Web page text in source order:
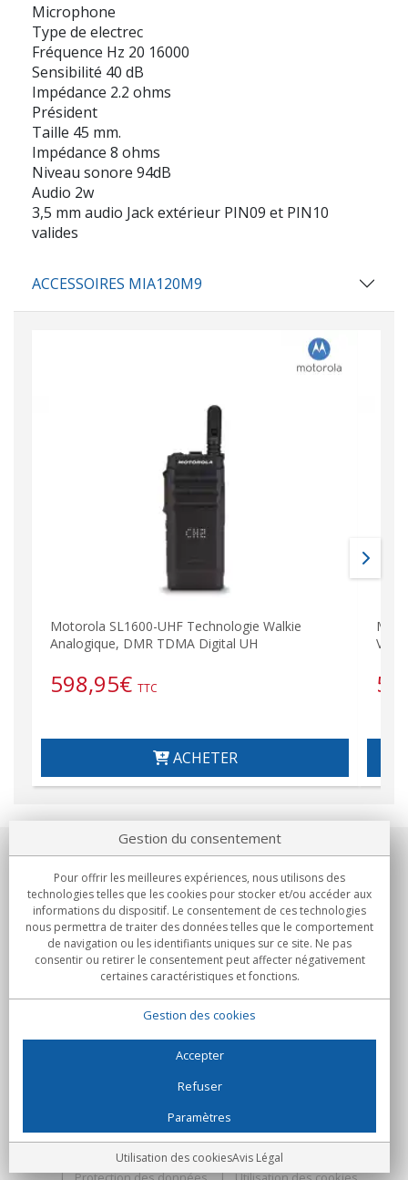
Microphone
Type de electrec
Fréquence Hz 20 16000
Sensibilité 40 dB
Impédance 2.2 ohms
Président
Taille 45 mm.
Impédance 8 ohms
Niveau sonore 94dB
Audio 2w
3,5 mm audio Jack extérieur PIN09 et PIN10
valides
ACCESSOIRES MIA120M9
Motorola SL1600-UHF Technologie Walkie
Analogique, DMR TDMA Digital UH
598,95€ TTC
ACHETER
VHF
Notre société
Engagements
Achats
C/Flassaders, 13, Nave 6, 08130 Santa Perpètua de Mogoda
(Barcelone) - Espagne
Folie Numérique - Tous droits réservés
Gestion du consentement
Pour offrir les meilleures expériences, nous utilisons des
technologies telles que les cookies pour stocker et/ou accéder aux
informations du dispositif. Le consentement de ces technologies
nous permettra de traiter des données telles que le comportement
de navigation ou les identifiants uniques sur ce site. Ne pas
consentir ou retirer le consentement peut affecter négativement
certaines caractéristiques et fonctions.
Gestion des cookies
Accepter
Refuser
Paramètres
Utilisation des cookiesAvis Légal